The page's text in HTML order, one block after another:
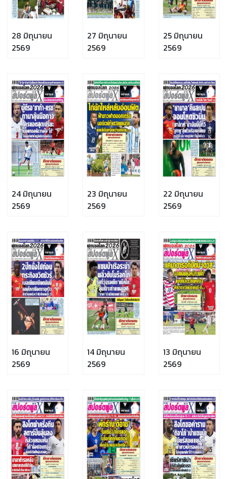
28 มิถุนายน
2569
27 มิถุนายน
2569
25 มิถุนายน
2569
24 มิถุนายน
2569
23 มิถุนายน
2569
22 มิถุนายน
2569
16 มิถุนายน
2569
14 มิถุนายน
2569
13 มิถุนายน
2569